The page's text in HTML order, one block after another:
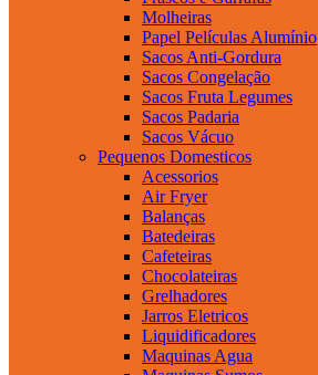
Molheiras
Papel Películas Alumínio
Sacos Anti-Gordura
Sacos Congelação
Sacos Fruta Legumes
Sacos Padaria
Sacos Vácuo
Pequenos Domesticos
Acessorios
Air Fryer
Balanças
Batedeiras
Cafeteiras
Chocolateiras
Grelhadores
Jarros Eletricos
Liquidificadores
Maquinas Agua